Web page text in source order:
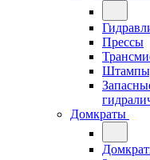
Прессы
Штампы,
Домкраты